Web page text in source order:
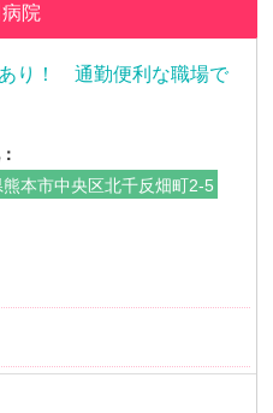
院
り！ 通勤便利な職場で
熊本市中央区北千反畑町2-5